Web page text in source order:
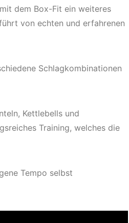
dem Box-Fit ein weiteres
von echten und erfahrenen
Schlagkombinationen
Kettlebells und
Training, welches die
Tempo selbst